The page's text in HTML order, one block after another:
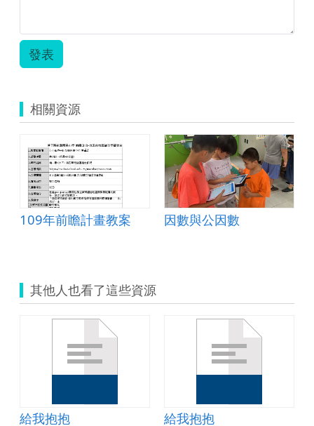
發表
相關資源
109年前瞻計畫教案 因數與公因數
其他人也看了這些資源
給我抱抱 給我抱抱